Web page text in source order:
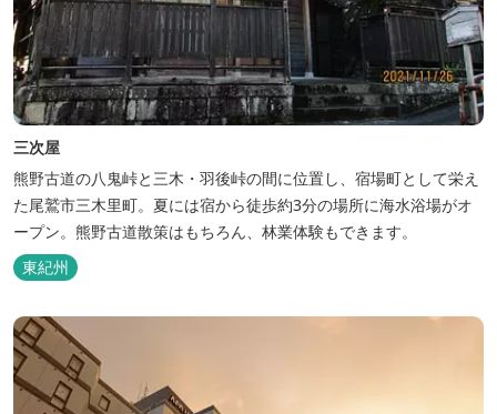
三次屋
熊野古道の八鬼峠と三木・羽後峠の間に位置し、宿場町として栄え
た尾鷲市三木里町。夏には宿から徒歩約3分の場所に海水浴場がオ
ープン。熊野古道散策はもちろん、林業体験もできます。
東紀州